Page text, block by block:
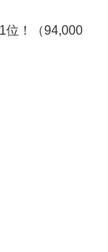
位！（94,000